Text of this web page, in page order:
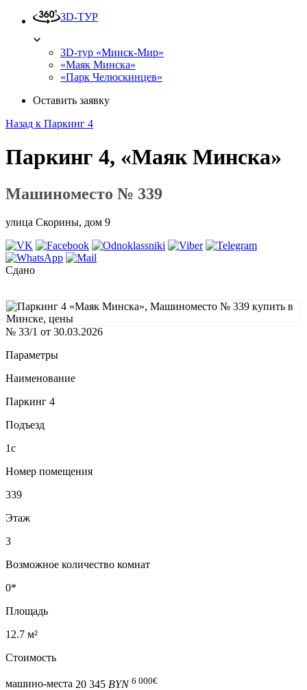
3D-ТУР
3D-тур «Минск-Мир»
«Маяк Минска»
«Парк Челюскинцев»
Оставить заявку
Назад к Паркинг 4
Паркинг 4, «Маяк Минска»
Машиноместо № 339
улица Скорины, дом 9
Сдано
№ 33/1 от 30.03.2026
Параметры
Наименование
Паркинг 4
Подъезд
1с
Номер помещения
339
Этаж
3
Возможное количество комнат
0*
Площадь
12.7 м²
Стоимость
машино-места 20 345 BYN 6 000€